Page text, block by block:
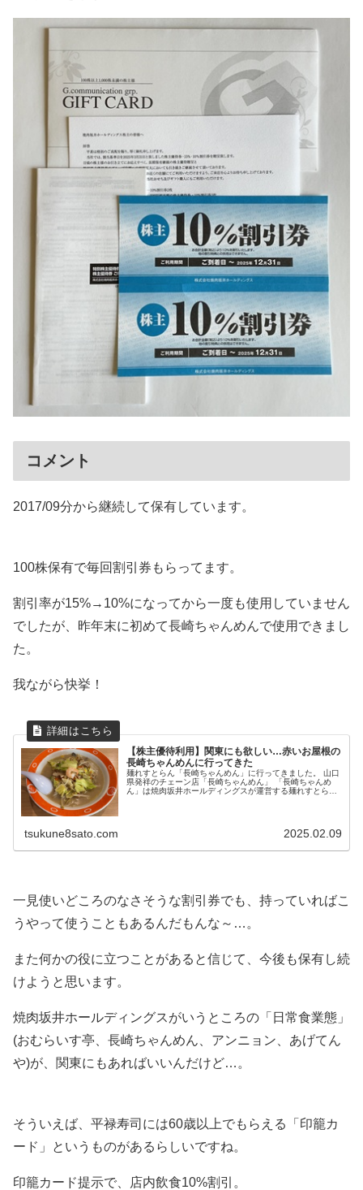
コメント
2017/09分から継続して保有しています。
100株保有で毎回割引券もらってます。
割引率が15%→10%になってから一度も使用していません
でしたが、昨年末に初めて長崎ちゃんめんで使用できまし
た。
我ながら快挙！
【株主優待利用】関東にも欲しい…赤いお屋根の
長崎ちゃんめんに行ってきた
麺れすとらん「長崎ちゃんめん」に行ってきました。 山口
県発祥のチェーン店「長崎ちゃんめん」 「長崎ちゃんめ
ん」は焼肉坂井ホールディングスが運営する麺れすとらん
tsukune8sato.com 2025.02.09
一見使いどころのなさそうな割引券でも、持っていればこ
うやって使うこともあるんだもんな～…。
また何かの役に立つことがあると信じて、今後も保有し続
けようと思います。
焼肉坂井ホールディングスがいうところの「日常食業態」
(おむらいす亭、長崎ちゃんめん、アンニョン、あげてん
や)が、関東にもあればいいんだけど…。
そういえば、平禄寿司には60歳以上でもらえる「印籠カ
ード」というものがあるらしいですね。
印籠カード提示で、店内飲食10%割引。